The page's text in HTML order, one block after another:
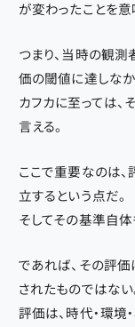
が変わったことを意
つまり、当時の観
価の閾値に達しなか
カフカに至っては
言える。
ここで重要なのは、
立するという点だ。
そしてその基準自体
であれば、その評価
されたものではない
評価は、時代・環境